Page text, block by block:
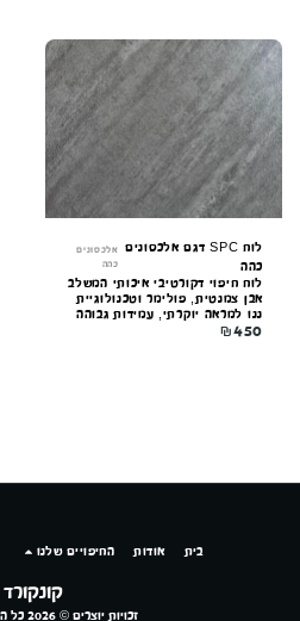
לוח SPC דגם אלכסונים
כהה
אלכסונים
כהה
לוח חיפוי דקורטיבי איכותי המשלב
אבן צמנטית, פולימר וטכנולוגיית
ננו למראה יוקרתי, עמידות גבוהה
וקלות התקנה. מתאים לקירות
₪450
קונקורד
זכויות יוצרים © 2026 כל הזכויות שמורות
בית אודות החיפויים שלנו
קונקורד — יועץ חיפויים
מקוון עכשיו